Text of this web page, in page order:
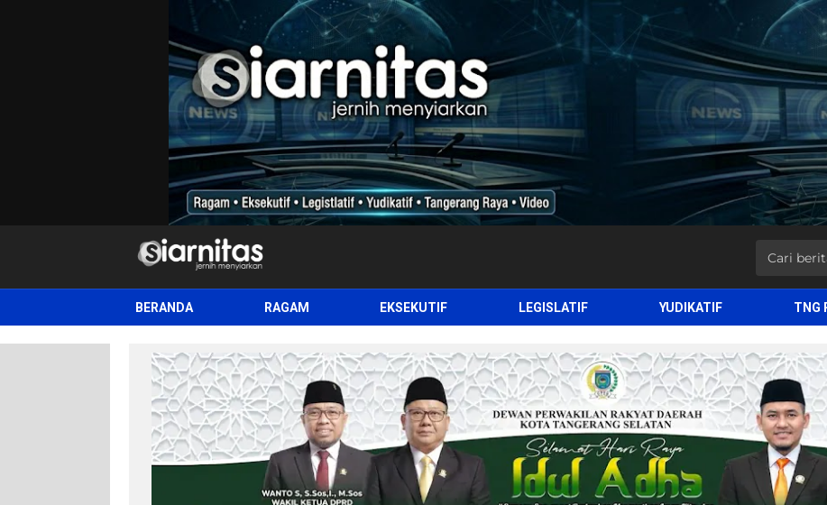
siarnitas
Jernih Menyiarkan
BERANDA RAGAM EKSEKUTIF LEGISLATIF YUDIKATIF TNG